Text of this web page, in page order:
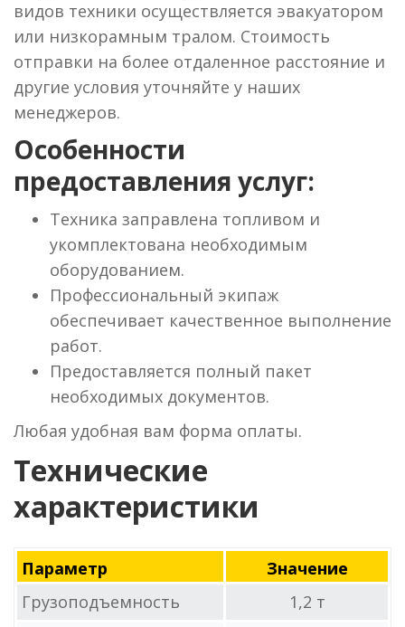
видов техники осуществляется эвакуатором
или низкорамным тралом. Стоимость
отправки на более отдаленное расстояние и
другие условия уточняйте у наших
менеджеров.
Особенности
предоставления услуг:
Техника заправлена топливом и
укомплектована необходимым
оборудованием.
Профессиональный экипаж
обеспечивает качественное выполнение
работ.
Предоставляется полный пакет
необходимых документов.
Любая удобная вам форма оплаты.
Технические
характеристики
Параметр
Значение
Грузоподъемность
1,2 т